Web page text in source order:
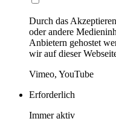
Durch das
oder andere
Anbietern gehostet
wir auf dieser
Vimeo, YouTube
Erforderlich
Immer aktiv